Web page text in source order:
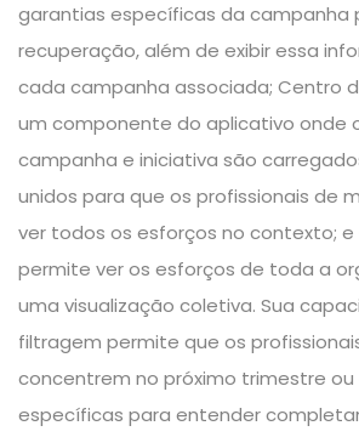
garantias específicas da campanha
recuperação, além de exibir essa
cada campanha associada; Centro
um componente do aplicativo onde
campanha e iniciativa são
unidos para que os profissionais de
ver todos os esforços no contexto; e
permite ver os esforços de toda a
uma visualização coletiva. Sua
filtragem permite que os
concentrem no próximo trimestre
específicas para entender